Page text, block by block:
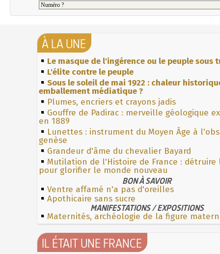
À LA UNE
Le masque de l'ingérence ou le peuple sous
L'élite contre le peuple
Sous le soleil de mai 1922 : chaleur
emballement médiatique ?
Plumes, encriers et crayons jadis
Gouffre de Padirac : merveille géologique
en 1889
Lunettes : instrument du Moyen Âge à
genèse
Grandeur d'âme du chevalier Bayard
Mutilation de l'Histoire de France : détruire
pour glorifier le monde nouveau
BON À SAVOIR
Ventre affamé n'a pas d'oreilles
Apothicaire sans sucre
MANIFESTATIONS / EXPOSITIONS
Maternités, archéologie de la figure
IL ÉTAIT UNE FRANCE